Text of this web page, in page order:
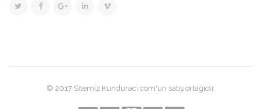
© 2017 Sitemiz Kunduraci.com'un satış ortağıdır.